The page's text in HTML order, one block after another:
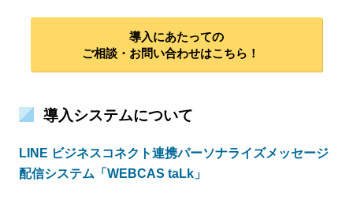
導入にあたっての
ご相談・お問い合わせはこちら！
導入システムについて
LINE ビジネスコネクト連携パーソナライズメッセージ
配信システム「WEBCAS taLk」